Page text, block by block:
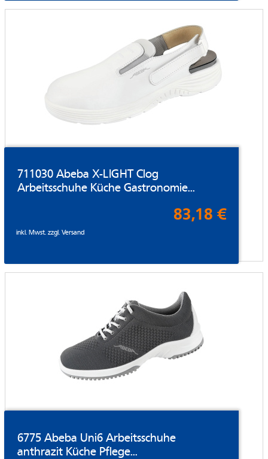
711030 Abeba X-LIGHT Clog
Arbeitsschuhe Küche Gastronomie...
83,18 €
inkl. Mwst. zzgl.Versand
6775 Abeba Uni6 Arbeitsschuhe
anthrazit Küche Pflege...